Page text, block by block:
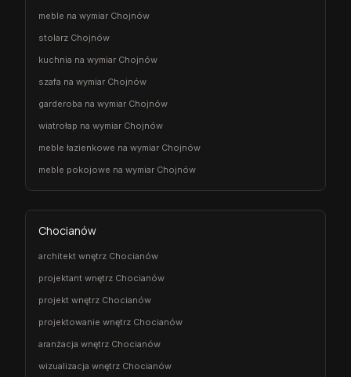
meble na wymiar Chojnów
stolarz Chojnów
kuchnia na wymiar Chojnów
szafa na wymiar Chojnów
garderoba na wymiar Chojnów
wiatrołap na wymiar Chojnów
meble łazienkowe na wymiar Chojnów
meble pokojowe na wymiar Chojnów
Chocianów
architekt wnętrz Chocianów
projektant wnętrz Chocianów
projekt wnętrz Chocianów
projektowanie wnętrz Chocianów
aranżacja wnętrz Chocianów
wizualizacja wnętrz Chocianów